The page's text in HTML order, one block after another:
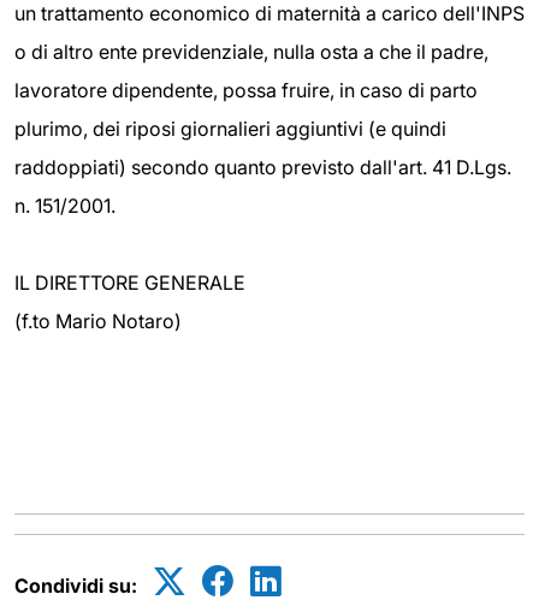
un trattamento economico di maternità a carico dell'INPS
o di altro ente previdenziale, nulla osta a che il padre,
lavoratore dipendente, possa fruire, in caso di parto
plurimo, dei riposi giornalieri aggiuntivi (e quindi
raddoppiati) secondo quanto previsto dall'art. 41 D.Lgs.
n. 151/2001.
IL DIRETTORE GENERALE
(f.to Mario Notaro)
Condividi su: